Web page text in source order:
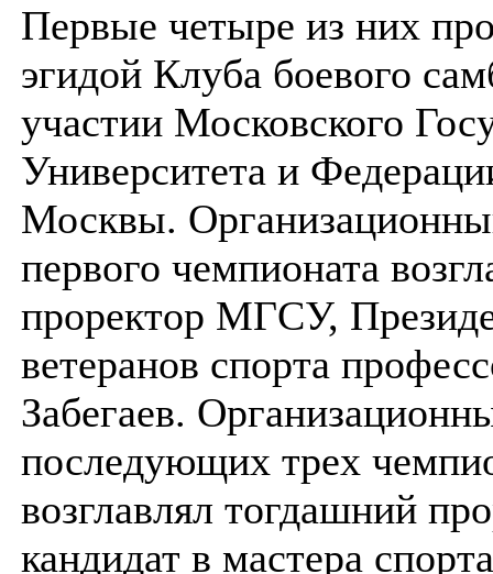
Первые четыре из них
эгидой Клуба боевого
участии Московского
Университета и
Москвы.
первого чемпионата
проректор МГСУ,
ветеранов спорта
Забегаев.
последующих трех
возглавлял тогдашний
кандидат в мастера